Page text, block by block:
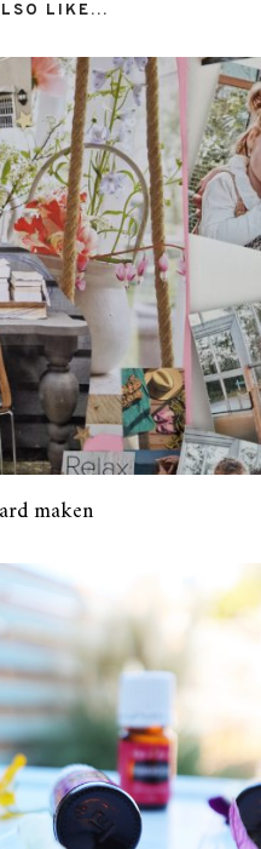
LIKE...
maken